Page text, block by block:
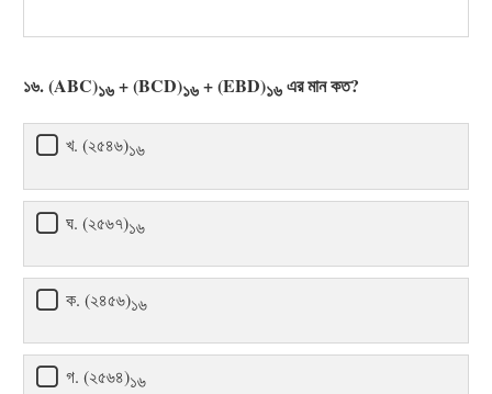
১৬. (ABC)১৬+ (BCD)১৬+ (EBD)১৬এর মান কত?
খ. (২৫৪৬)১৬
ঘ. (২৫৬৭)১৬
ক. (২৪৫৬)১৬
গ. (২৫৬৪)১৬